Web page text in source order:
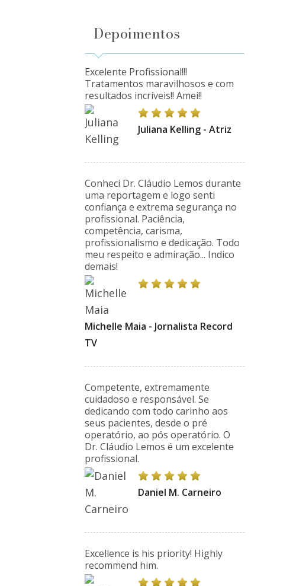
Depoimentos
Excelente Profissional!!!
Tratamentos maravilhosos e com
resultados incríveis!! Amei!!
Juliana Kelling - Atriz
Conheci Dr. Cláudio Lemos durante
uma reportagem e logo senti
confiança e extrema segurança no
profissional. Paciência,
competência, carisma,
profissionalismo e dedicação. Todo
meu respeito e admiração... Indico
demais!
Michelle Maia - Jornalista Record
TV
Competente, extremamente
cuidadoso e responsável. Se
dedicando com todo carinho aos
seus pacientes, desde o pré
operatório, ao pós operatório. O
Dr. Cláudio Lemos é um excelente
profissional.
Daniel M. Carneiro
Excellence is his priority! Highly
recommend him.